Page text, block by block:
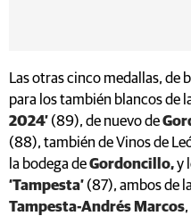
Las otras cinco medallas, de
para los también blancos de
2024’ (89), de nuevo de
(88), también de Vinos de
la bodega deGordoncillo,y
‘Tampesta’ (87), ambos de
Tampesta-Andrés Marcos